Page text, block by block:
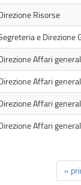
Risorse
e Direzione
Affari
Affari
Affari
Affari
«